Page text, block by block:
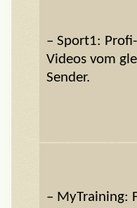
– Sport1:
Videos vom
Sender.
– MyTraining: